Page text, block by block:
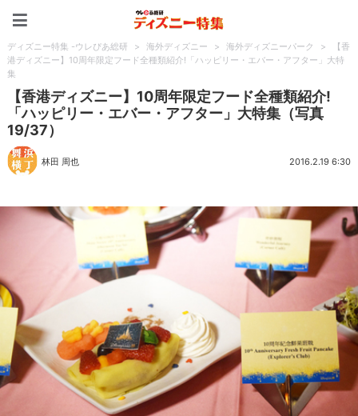
ディズニー特集 -ウレぴあ総研 > 海外ディズニー > 海外ディズニーパーク >
【香
港ディズニー】10周年限定フード全種類紹介!「ハッピリー・エバー・アフター」大特
集
【香港ディズニー】10周年限定フード全種類紹介!
「ハッピリー・エバー・アフター」大特集（写真
19/37）
林田 周也 2016.2.19 6:30